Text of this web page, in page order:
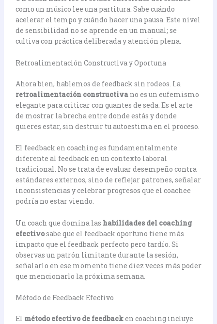
como un músico lee una partitura. Sabe cuándo
acelerar el tempo y cuándo hacer una pausa. Este nivel
de sensibilidad no se aprende en un manual; se
cultiva con práctica deliberada y atención plena.
Retroalimentación Constructiva y Oportuna
Ahora bien, hablemos de feedback sin rodeos. La
retroalimentación constructivano es un eufemismo
elegante para criticar con guantes de seda. Es el arte
de mostrar la brecha entre donde estás y donde
quieres estar, sin destruir tu autoestima en el proceso.
El feedback en coaching es fundamentalmente
diferente al feedback en un contexto laboral
tradicional. No se trata de evaluar desempeño contra
estándares externos, sino de reflejar patrones, señalar
inconsistencias y celebrar progresos que el coachee
podría no estar viendo.
Un coach que domina las habilidades del coaching
efectivosabe que el feedback oportuno tiene más
impacto que el feedback perfecto pero tardío. Si
observas un patrón limitante durante la sesión,
señalarlo en ese momento tiene diez veces más poder
que mencionarlo la próxima semana.
Método de Feedback Efectivo
El método efectivo de feedbacken coaching incluye